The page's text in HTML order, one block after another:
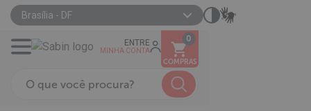
Brasília - DF
ENTRE
MINHA CONTA
COMPRAS
0